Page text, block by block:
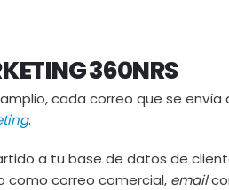
360NRS
cada correo que se
.
a tu base de datos de
como correo comercial, email